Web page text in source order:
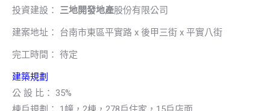
投資建設： 三地開發地產股份有限公司
建案地址： 台南市東區平實路 x 後甲三街 x 平實八街
完工時間： 待定
建築規劃
公 設 比： 35%